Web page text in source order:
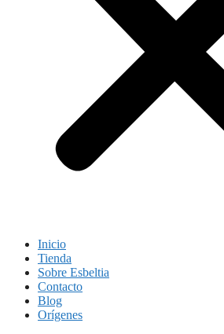
Inicio
Tienda
Sobre Esbeltia
Contacto
Blog
Orígenes